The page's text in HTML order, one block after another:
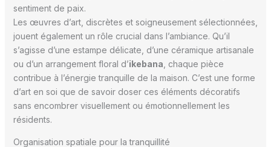
sentiment de paix.
Les œuvres d’art, discrètes et soigneusement sélectionnées,
jouent également un rôle crucial dans l’ambiance. Qu’il
s’agisse d’une estampe délicate, d’une céramique artisanale
ou d’un arrangement floral d’ikebana , chaque pièce
contribue à l’énergie tranquille de la maison. C’est une forme
d’art en soi que de savoir doser ces éléments décoratifs
sans encombrer visuellement ou émotionnellement les
résidents.
Organisation spatiale pour la tranquillité